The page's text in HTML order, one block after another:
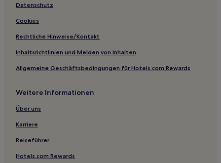
Datenschutz
Cookies
Rechtliche Hinweise/Kontakt
Inhaltsrichtlinien und Melden von Inhalten
Allgemeine Geschäftsbedingungen für Hotels.com Rewards
Weitere Informationen
Über uns
Karriere
Reiseführer
Hotels.com Rewards